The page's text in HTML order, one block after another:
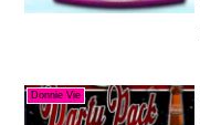
Donnie Vie